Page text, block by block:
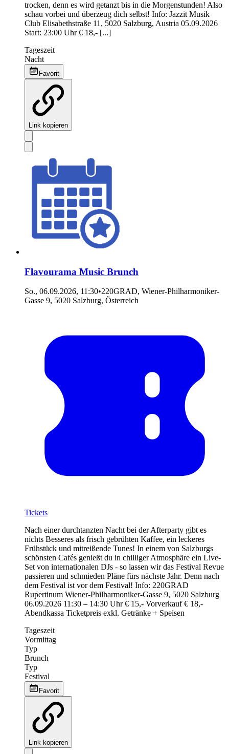
trocken, denn es wird getanzt bis in die Morgenstunden! Also
schau vorbei und überzeug dich selbst! Info: Jazzit Musik
Club Elisabethstraße 11, 5020 Salzburg, Austria 05.09.2026
Start: 23:00 Uhr € 18,- [...]
Tageszeit
Nacht
Favorit
Link kopieren
Flavourama Music Brunch
So., 06.09.2026, 11:30•220GRAD, Wiener-Philharmoniker-
Gasse 9, 5020 Salzburg, Österreich
Tickets
Nach einer durchtanzten Nacht bei der Afterparty gibt es
nichts Besseres als frisch gebrühten Kaffee, ein leckeres
Frühstück und mitreißende Tunes! In einem von Salzburgs
schönsten Cafés genießt du in chilliger Atmosphäre ein Live-
Set von internationalen DJs - so lassen wir das Festival Revue
passieren und schmieden Pläne fürs nächste Jahr. Denn nach
dem Festival ist vor dem Festival! Info: 220GRAD
Rupertinum Wiener-Philharmoniker-Gasse 9, 5020 Salzburg
06.09.2026 11:30 – 14:30 Uhr € 15,- Vorverkauf € 18,-
Abendkassa Ticketpreis exkl. Getränke + Speisen
Tageszeit
Vormittag
Typ
Brunch
Typ
Festival
Favorit
Link kopieren